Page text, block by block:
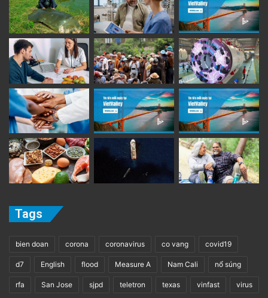
Tags
bien doan corona coronavirus co vang covid19
d7 English flood Measure A Nam Cali nổ súng
rfa San Jose sjpd teletron texas vinfast virus